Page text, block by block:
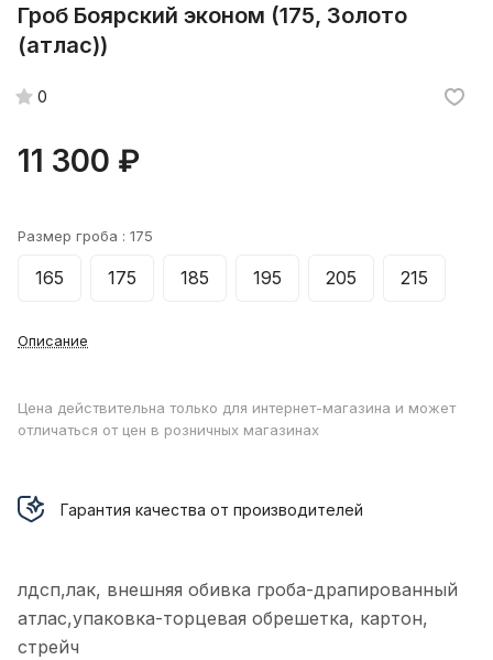
Гроб Боярский эконом (175, Золото
(атлас))
0
11 300 ₽
Размер гроба : 175
165 175 185 195 205 215
Описание
Цена действительна только для интернет-магазина и может
отличаться от цен в розничных магазинах
Гарантия качества от производителей
лдсп,лак, внешняя обивка гроба-драпированный
атлас,упаковка-торцевая обрешетка, картон,
стрейч